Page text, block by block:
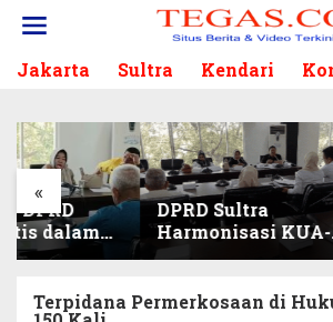
Jakarta Sultra Kendari
«
DPRD Sultra
Harmonisasi KUA-
PPAS 2027, Prioritas
Kebudayaan, dan
Terpidana Permerkosaan di